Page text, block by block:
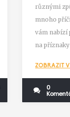
pleti:
různými
mnoho
vám nabízí
na
pleť
jakým
citlivost
ZOBRAZIT
0